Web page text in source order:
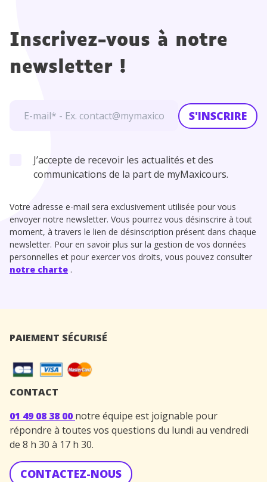
Inscrivez-vous à notre
newsletter !
S'INSCRIRE
J’accepte de recevoir les actualités et des
communications de la part de myMaxicours.
Votre adresse e-mail sera exclusivement utilisée pour vous
envoyer notre newsletter. Vous pourrez vous désinscrire à tout
moment, à travers le lien de désinscription présent dans chaque
newsletter. Pour en savoir plus sur la gestion de vos données
personnelles et pour exercer vos droits, vous pouvez consulter
notre charte .
PAIEMENT SÉCURISÉ
CONTACT
01 49 08 38 00 notre équipe est joignable pour
répondre à toutes vos questions du lundi au vendredi
de 8 h 30 à 17 h 30.
CONTACTEZ-NOUS